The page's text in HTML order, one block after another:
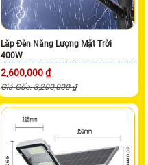
Lăp Đèn Năng Lượng Mặt Trời
400W
2,600,000 ₫
Giá Gốc: 3,200,000 ₫